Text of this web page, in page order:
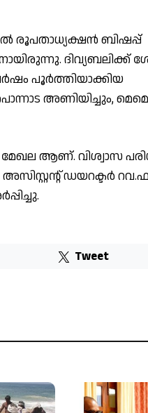
രൂപതാധ്യക്ഷൻ ബിഷപ്പ്
ദിവ്യബലിക്ക്
പൂർത്തിയാക്കിയ
അണിയിച്ചും,
മേഖല ആണ്. വിശ്വാസ
ഡയറക്ട‌ർ
Tweet